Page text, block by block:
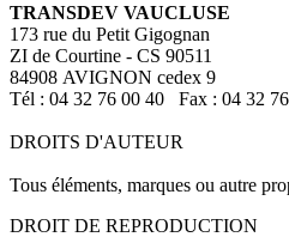
TRANSDEV VAUCLUSE
173 rue du Petit Gigognan
ZI de Courtine - CS 90511
84908 AVIGNON cedex 9
Tél : 04 32 76 00 40 Fax : 04 32
DROITS D'AUTEUR
Tous éléments, marques ou autre
DROIT DE REPRODUCTION